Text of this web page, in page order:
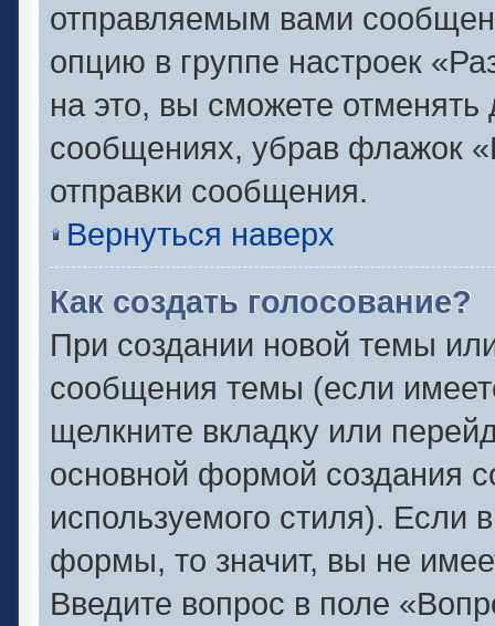
отправляемым вами
опцию в группе настроек
на это, вы сможете
сообщениях, убрав флажок
отправки сообщения.
Вернуться наверх
Как создать голосование?
При создании новой темы
сообщения темы (если
щелкните вкладку или
основной формой создания
используемого стиля). Если
формы, то значит, вы не
Введите вопрос в поле